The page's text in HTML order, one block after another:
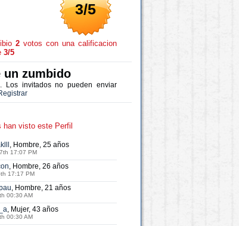
3/5
2votos con una calificacion
3/5
un zumbido
Los invitados no pueden enviar
han visto este Perfil
, Hombre, 25 años
17:07 PM
, Hombre, 26 años
17:17 PM
, Hombre, 21 años
00:30 AM
, Mujer, 43 años
00:30 AM